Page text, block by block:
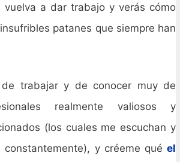
vuelva a dar trabajo y verás cómo
patanes que siempre han
trabajar y de conocer muy de
realmente valiosos y
(los cuales me escuchan y
constantemente), y créeme qué el